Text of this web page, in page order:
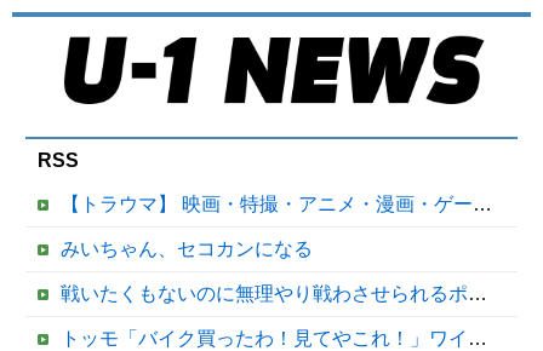
RSS
【トラウマ】 映画・特撮・アニメ・漫画・ゲームで「主人公がガチで敗北した回」と聞いて真っ先に思い浮かぶのは？
みいちゃん、セコカンになる
戦いたくもないのに無理やり戦わさせられるポケモンが可哀想
トッモ「バイク買ったわ！見てやこれ！」ワイ「これスクーターじゃん…」他